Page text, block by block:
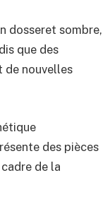
dosseret sombre,
que des
de nouvelles
des pièces
de la